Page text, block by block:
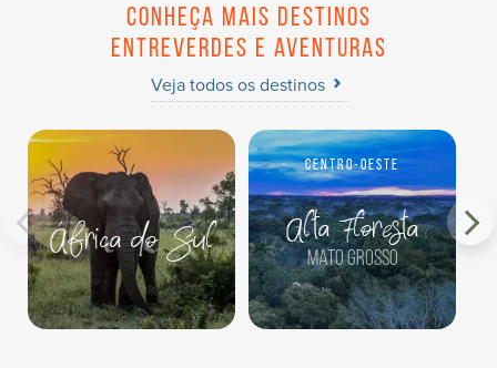
Conheça mais destinos
Entreverdes e aventuras
Veja todos os destinos
África do Sul
Centro-Oeste
Alta Floresta
Mato Grosso